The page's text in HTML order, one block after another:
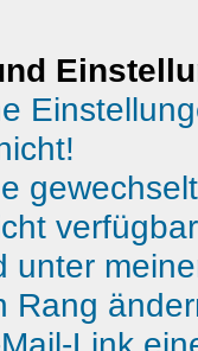
unter
Rang